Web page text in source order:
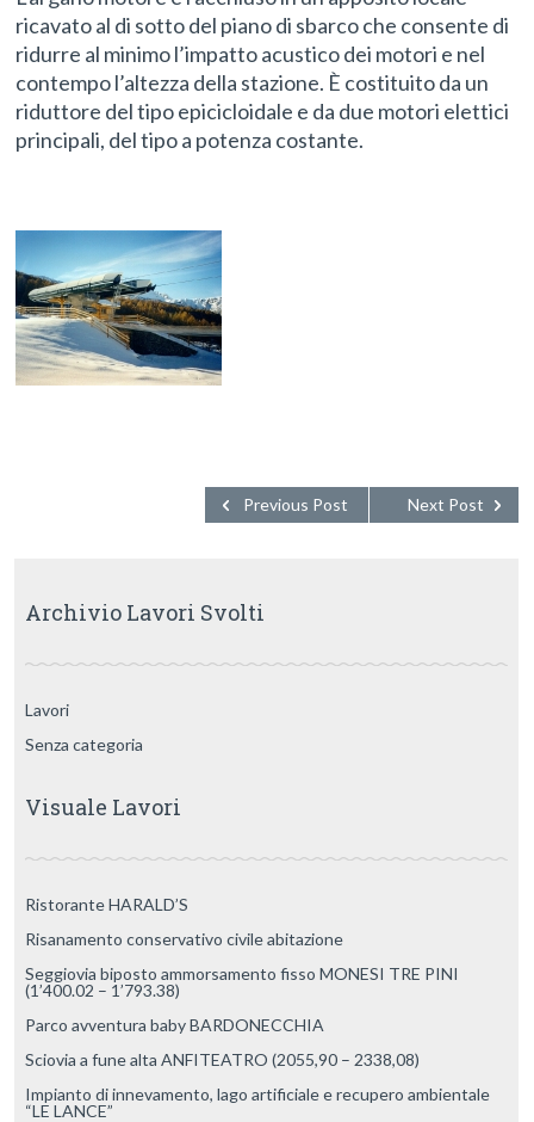
ricavato al di sotto del piano di sbarco che consente di
ridurre al minimo l’impatto acustico dei motori e nel
contempo l’altezza della stazione. È costituito da un
riduttore del tipo epicicloidale e da due motori elettici
principali, del tipo a potenza costante.
Next Post
Previous Post
Archivio Lavori Svolti
Lavori
Senza categoria
Visuale Lavori
Ristorante HARALD’S
Risanamento conservativo civile abitazione
Seggiovia biposto ammorsamento fisso MONESI TRE PINI
(1’400.02 – 1’793.38)
Parco avventura baby BARDONECCHIA
Sciovia a fune alta ANFITEATRO (2055,90 – 2338,08)
Impianto di innevamento, lago artificiale e recupero ambientale
“LE LANCE”